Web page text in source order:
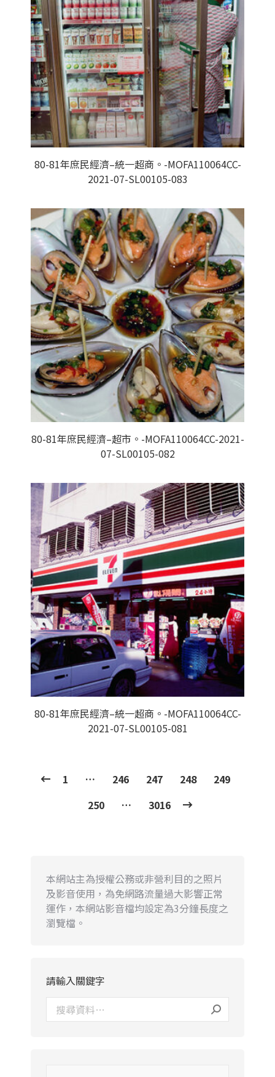
80-81年庶民經濟–統一超商。-MOFA110064CC-
2021-07-SL00105-083
80-81年庶民經濟–超市。-MOFA110064CC-2021-
07-SL00105-082
80-81年庶民經濟–統一超商。-MOFA110064CC-
2021-07-SL00105-081
1 … 246 247 248
249
250
… 3016
本網站主為授權公務或非營利目的之照片
及影音使用，為免網路流量過大影響正常
運作，本網站影音檔均設定為3分鐘長度之
瀏覽檔。
請輸入關鍵字